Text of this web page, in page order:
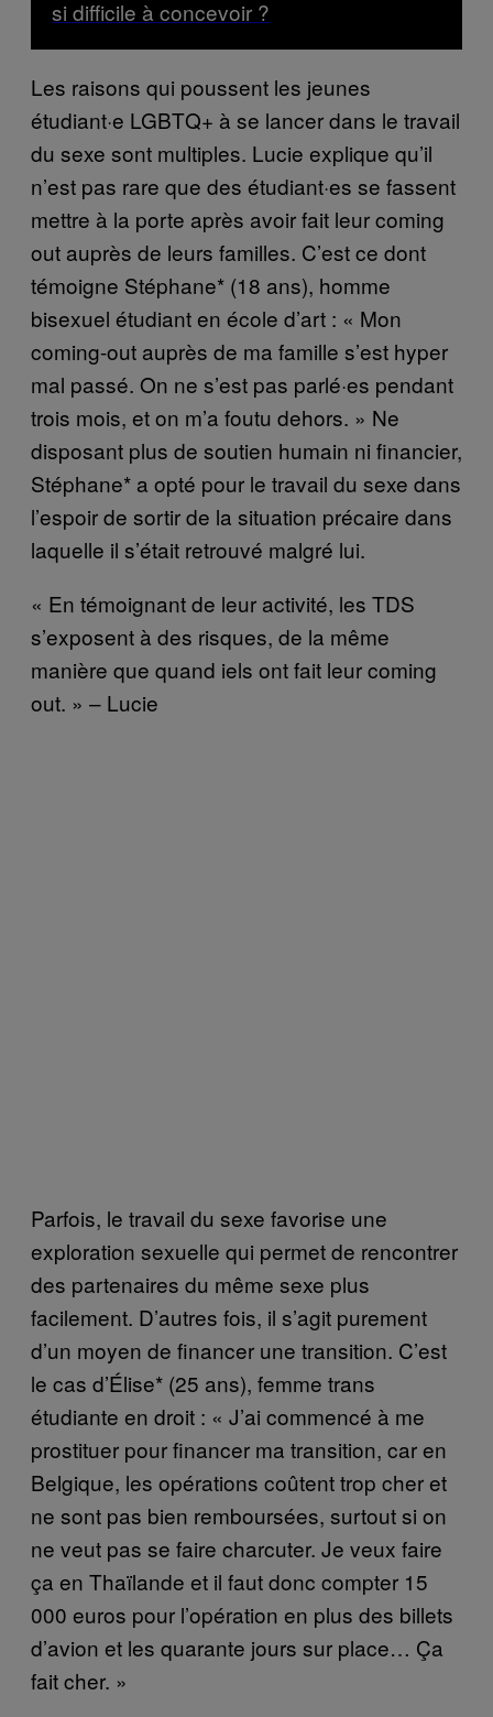
si difficile à concevoir ?
Les raisons qui poussent les jeunes
étudiant·e LGBTQ+ à se lancer dans le travail
du sexe sont multiples. Lucie explique qu’il
n’est pas rare que des étudiant·es se fassent
mettre à la porte après avoir fait leur coming
out auprès de leurs familles. C’est ce dont
témoigne Stéphane* (18 ans), homme
bisexuel étudiant en école d’art : « Mon
coming-out auprès de ma famille s’est hyper
mal passé. On ne s’est pas parlé·es pendant
trois mois, et on m’a foutu dehors. » Ne
disposant plus de soutien humain ni financier,
Stéphane* a opté pour le travail du sexe dans
l’espoir de sortir de la situation précaire dans
laquelle il s’était retrouvé malgré lui.
« En témoignant de leur activité, les TDS
s’exposent à des risques, de la même
manière que quand iels ont fait leur coming
out. » – Lucie
Parfois, le travail du sexe favorise une
exploration sexuelle qui permet de rencontrer
des partenaires du même sexe plus
facilement. D’autres fois, il s’agit purement
d’un moyen de financer une transition. C’est
le cas d’Élise* (25 ans), femme trans
étudiante en droit : « J’ai commencé à me
prostituer pour financer ma transition, car en
Belgique, les opérations coûtent trop cher et
ne sont pas bien remboursées, surtout si on
ne veut pas se faire charcuter. Je veux faire
ça en Thaïlande et il faut donc compter 15
000 euros pour l’opération en plus des billets
d’avion et les quarante jours sur place… Ça
fait cher. »